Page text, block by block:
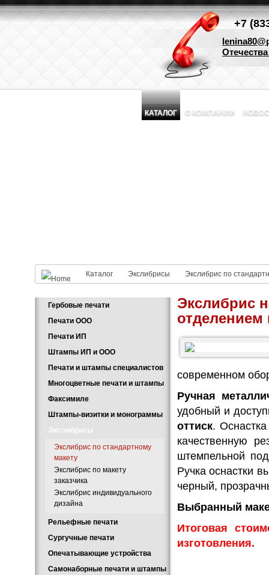
+7
КАТАЛОГ О КОМПАНИИ
Каталог Экслибрисы Экслибрис по
Экслибрис
современном
Ручная
удобный и
оттиск.
качественную
штемпельной
Ручка оснастки
черный,
Выбранный
Итоговая
изготовления.
Гербовые печати
Печати ООО
Печати ИП
Штампы ИП и ООО
Печати и штампы специалистов
Многоцветные печати и штампы
Факсимиле
Штампы-визитки и монограммы
Экслибрисы
Экслибрис по стандартному
макету
Экслибрис по макету
заказчика
Экслибрис индивидуального
дизайна
Рельефные печати
Сургучные печати
Опечатывающие устройства
Самонаборные печати и штампы